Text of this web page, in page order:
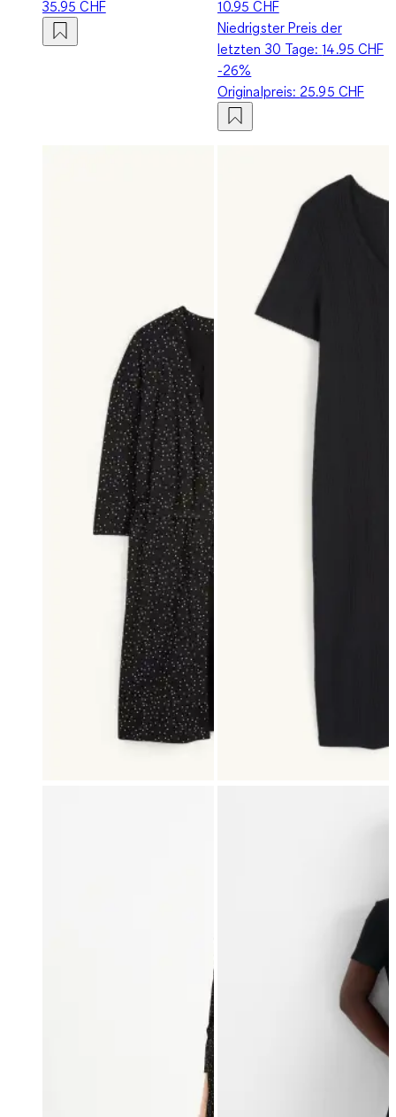
35.95 CHF
10.95 CHF
Niedrigster Preis der
letzten 30 Tage:14.95 CHF
-26%
Originalpreis: 25.95 CHF